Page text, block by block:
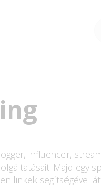
influencer,
Majd egy
linkek segítségével